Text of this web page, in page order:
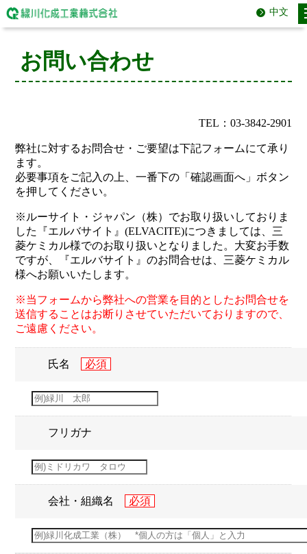
中文
お問い合わせ
TEL：03-3842-2901
弊社に対するお問合せ・ご要望は下記フォームにて承り
ます。
必要事項をご記入の上、一番下の「確認画面へ」ボタン
を押してください。
※ルーサイト・ジャパン（株）でお取り扱いしておりま
した『エルバサイト』(ELVACITE)につきましては、三
菱ケミカル様でのお取り扱いとなりました。大変お手数
ですが、『エルバサイト』のお問合せは、三菱ケミカル
様へお願いいたします。
※当フォームから弊社への営業を目的としたお問合せを
送信することはお断りさせていただいておりますので、
ご遠慮ください。
氏名
フリガナ
会社・組織名